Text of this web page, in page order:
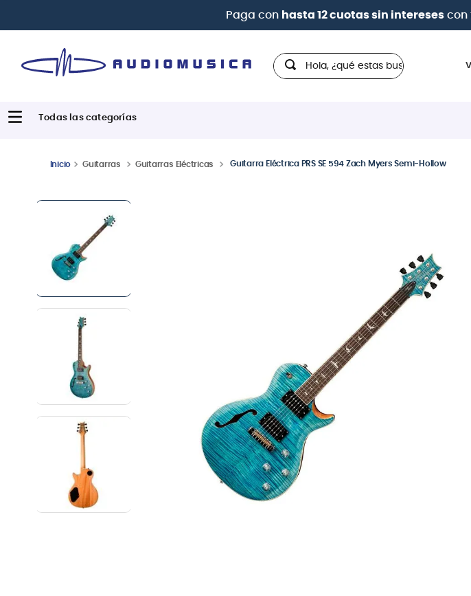
Paga con hasta 12 cuotas sin interesescon
Hola, ¿qué estas buscando?
Guitarras Guitarras Eléctricas Guitarra Eléctrica PRS SE 594 Zach Myers Semi-Hollow